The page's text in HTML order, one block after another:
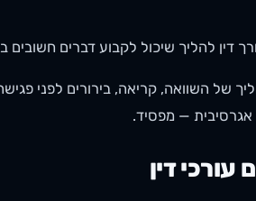
דין להליך שיכול לקבוע דברים חשובים
עורך דין ב־2026 עובר תהליך של השוואה, קריאה,
אגרסיבית — מפסיד.
עורכי דין